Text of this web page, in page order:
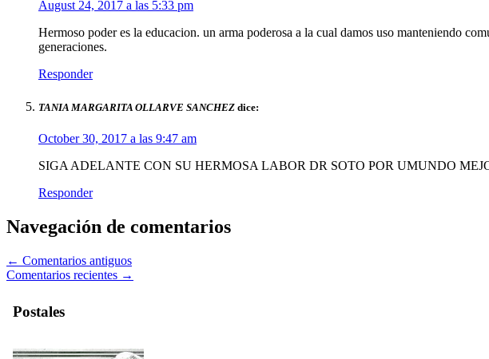
August 24, 2017 a las 5:33 pm
Hermoso poder es la educacion. un arma poderosa a la cual damos uso manteniendo
generaciones.
Responder
TANIA MARGARITA OLLARVE SANCHEZ dice:
October 30, 2017 a las 9:47 am
SIGA ADELANTE CON SU HERMOSA LABOR DR SOTO POR UMUNDO
Responder
Navegación de comentarios
← Comentarios antiguos
Comentarios recientes →
Postales